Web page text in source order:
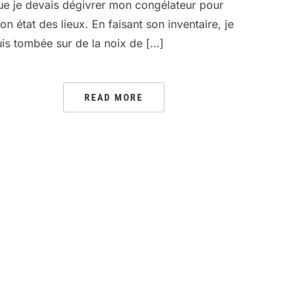
je devais dégivrer mon congélateur pour
état des lieux. En faisant son inventaire, je
tombée sur de la noix de […]
READ MORE